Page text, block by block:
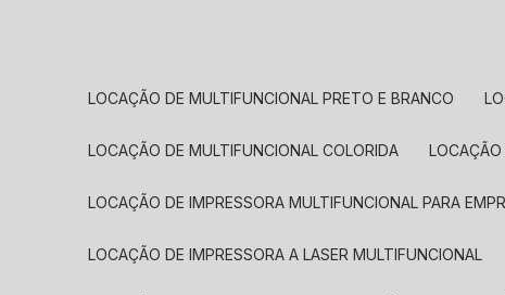
LOCAÇÃO DE MULTIFUNCIONAL PRETO E BRANCO
LOCAÇÃO DE MULTIFUNCIONAL COLORIDA
LOCAÇÃO DE IMPRESSORA MULTIFUNCIONAL PARA
LOCAÇÃO DE IMPRESSORA A LASER MULTIFUNCIONAL